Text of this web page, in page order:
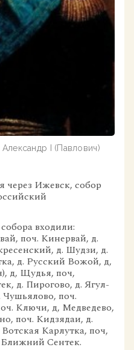
I (Павлович)
через Ижевск, собор
входили:
поч. Кинервай, д.
д. Шудзи, д.
д. Русский Вожой, д,
д, Щудья, поч,
д. Пирогово, д. Ягул-
поч.
Ключи, д, Медведево,
поч. Кидзядаи, д.
Карлутка, поч,
Сентек.